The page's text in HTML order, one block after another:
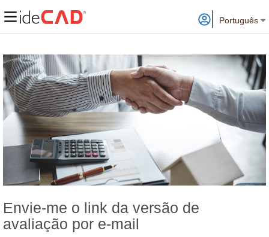
Português
Envie-me o link da versão de
avaliação por e-mail